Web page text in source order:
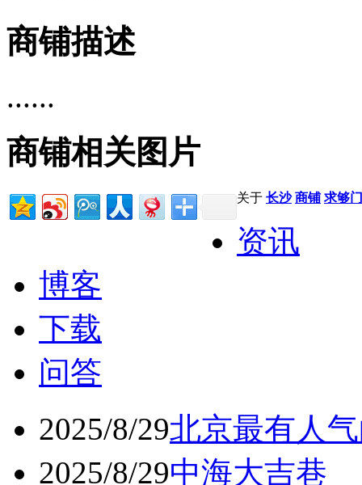
商铺描述
......
商铺相关图片
关于 长沙 商铺 求够
资讯
博客
下载
问答
2025/8/29北京最有人
2025/8/29中海大吉巷